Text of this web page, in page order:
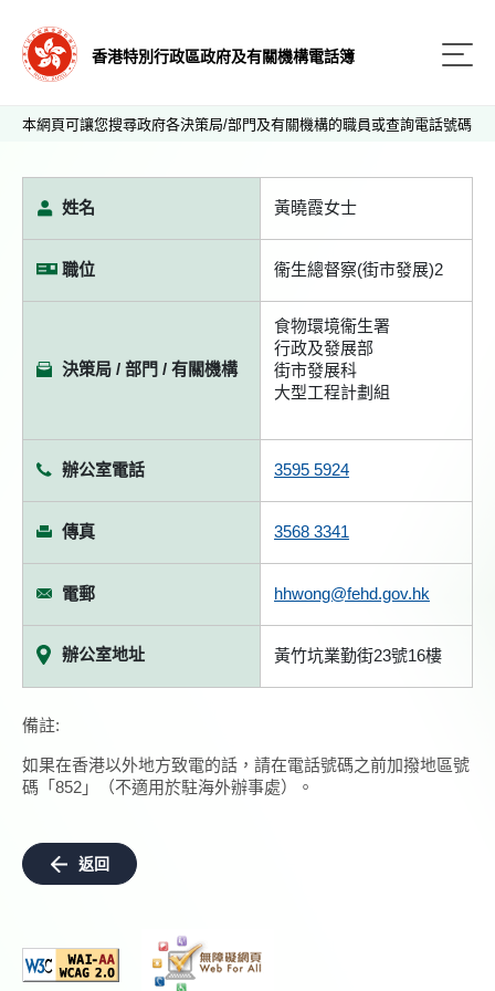
香港特別行政區政府及有關機構電話簿
本網頁可讓您搜尋政府各決策局/部門及有關機構的職員或查詢電話號碼
姓名 黃曉霞女士
職位 衞生總督察(街市發展)2
決策局 / 部門 / 有關機構
食物環境衞生署
行政及發展部
街市發展科
大型工程計劃組
辦公室電話 3595 5924
傳真 3568 3341
電郵 hhwong@fehd.gov.hk
辦公室地址 黃竹坑業勤街23號16樓
備註:
如果在香港以外地方致電的話，請在電話號碼之前加撥地區號
碼「852」（不適用於駐海外辦事處）。
返回